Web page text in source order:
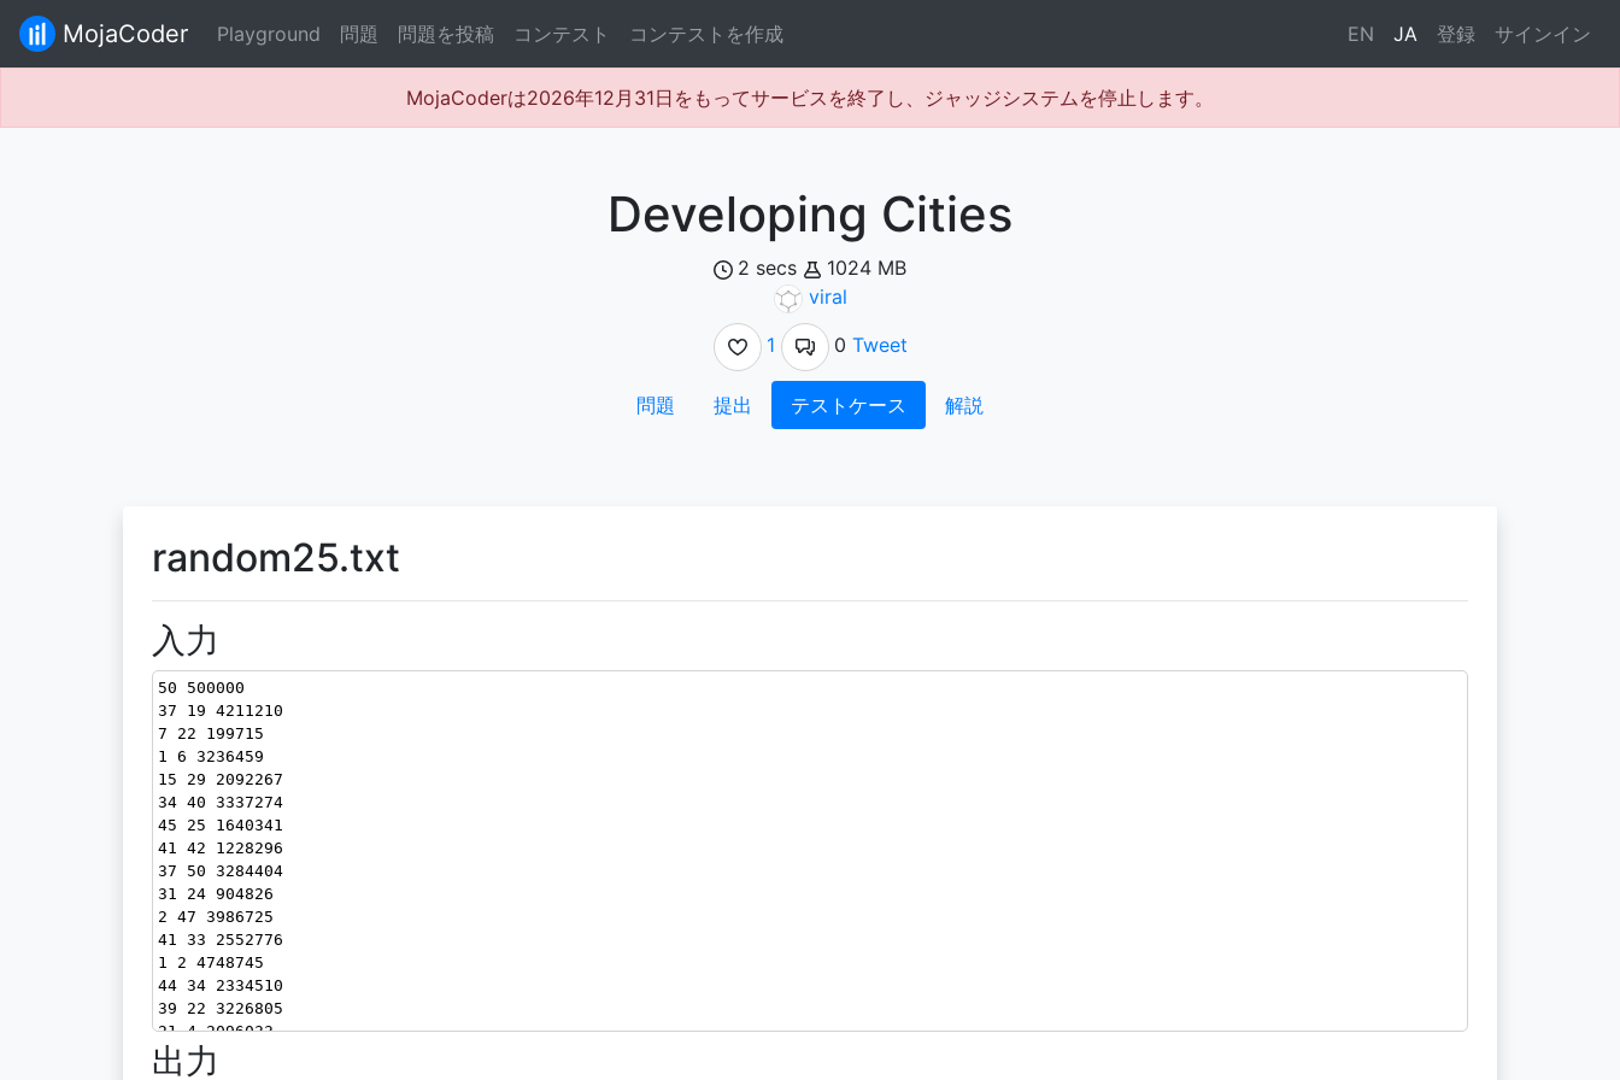
MojaCoder Playground 問題 問題を投稿 コンテスト コンテストを作成 EN JA 登録 サインイン
MojaCoderは2026年12月31日をもってサービスを終了し、ジャッジシステムを停止します。
Developing Cities
2 secs
1024 MB
viral
1
0 Tweet
問題 提出 テストケース 解説
random25.txt
入力
50 500000
37 19 4211210
7 22 199715
1 6 3236459
15 29 2092267
34 40 3337274
45 25 1640341
41 42 1228296
37 50 3284404
31 24 904826
2 47 3986725
41 33 2552776
1 2 4748745
44 34 2334510
39 22 3226805
21 4 2096033
21 15 4795045
出力